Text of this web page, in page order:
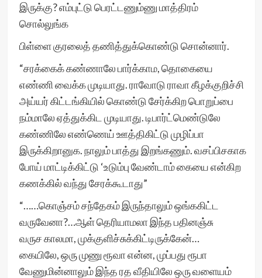
இருக்கு? எம்புட்டு பெரட்டணும்ணு மாத்திரம்
சொல்லுங்க
பிள்ளை குரலைத் தணித்துக்கொண்டு சொன்னார்.
“சரக்கைக் கண்ணாலே பார்க்காம, தொகையை
எண்ணி வைக்க முடியாது. ராவோடு ராவா கீழக்குறிச்சி
அய்யர் கிட்டங்கியில் கொண்டு சேர்க்கிற பொறுப்பை
நம்மாலே ஏத்துக்கிட முடியாது. டிபார்ட்மெண்டுலே
கண்ணிலே எண்ணெய் ஊத்திகிட்டு முழிப்பா
இருக்கிறானுக. நாலும் பாத்து இறங்கணும். வசப்பிசகாக
போய் மாட்டிக்கிட்டு ‘உடும்பு வேண்டாம் கையை என்கிற
கணக்கில் வந்து சேரக்கூடாது”
“……கொஞ்சம் சந்தேகம் இருந்தாலும் ஒங்ககிட்ட
வருவேனா?…ஆள் தெரியாமலா இந்த பதினஞ்சு
வருச காலமா, முக்குளிச்சுக்கிட்டிருக்கேன்…
கையிலே, ஒரு முணு ரூவா என்ன, முப்பது ரூபா
வேணுமின்னாலும் இந்த ரத வீதியிலே ஒரு வளையம்